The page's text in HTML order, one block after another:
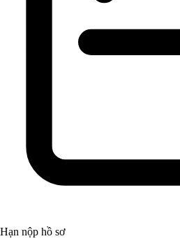
Hạn nộp hồ sơ